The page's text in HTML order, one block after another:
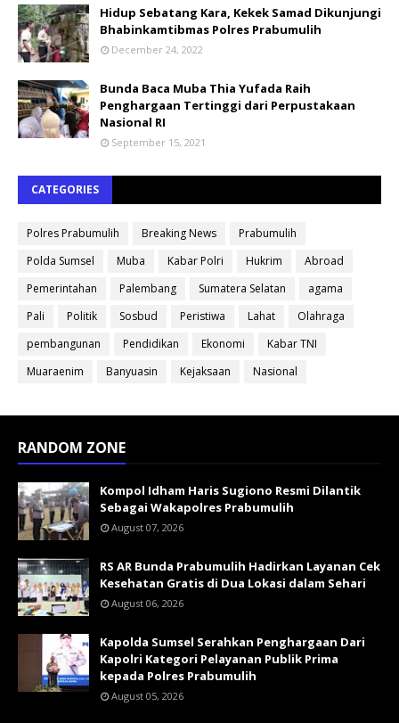
Hidup Sebatang Kara, Kekek Samad Dikunjungi
Bhabinkamtibmas Polres Prabumulih
December 24, 2022
Bunda Baca Muba Thia Yufada Raih
Penghargaan Tertinggi dari Perpustakaan
Nasional RI
September 15, 2021
CATEGORIES
Polres Prabumulih Breaking News
Prabumulih
Polda Sumsel
Muba Kabar Polri Hukrim
Abroad
Pemerintahan
Palembang Sumatera Selatan
agama
Pali
Politik Sosbud Peristiwa Lahat
Olahraga
pembangunan
Pendidikan Ekonomi
Kabar TNI
Muaraenim
Banyuasin Kejaksaan Nasional
RANDOM ZONE
Kompol Idham Haris Sugiono Resmi Dilantik
Sebagai Wakapolres Prabumulih
August 07, 2026
RS AR Bunda Prabumulih Hadirkan Layanan Cek
Kesehatan Gratis di Dua Lokasi dalam Sehari
August 06, 2026
Kapolda Sumsel Serahkan Penghargaan Dari
Kapolri Kategori Pelayanan Publik Prima
kepada Polres Prabumulih
August 05, 2026